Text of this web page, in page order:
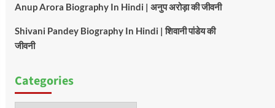
Anup Arora Biography In Hindi | अनुप अरोड़ा की जीवनी
Shivani Pandey Biography In Hindi | शिवानी पांडेय की
जीवनी
Categories